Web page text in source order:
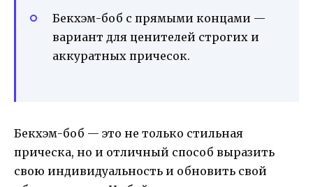
Бекхэм-боб с прямыми концами —
вариант для ценителей строгих и
аккуратных причесок.
Бекхэм-боб — это не только стильная
прическа, но и отличный способ выразить
свою индивидуальность и обновить свой